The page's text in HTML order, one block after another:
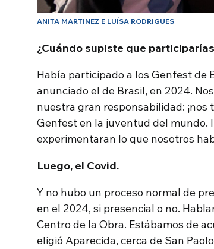
ANITA MARTINEZ E LUÍSA RODRIGUES
¿Cuándo supiste que
Había participado a los Genfest de
anunciado el de Brasil, en 2024.
nuestra gran responsabilidad:
Genfest en la juventud del mundo.
experimentaran lo que nosotros
Luego, el Covid.
Y no hubo un proceso normal de
en el 2024, si presencial o no.
Centro de la Obra. Estábamos de
eligió Aparecida, cerca de San